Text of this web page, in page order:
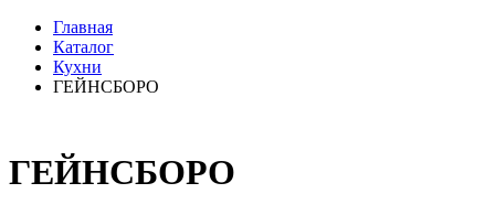
Главная
Каталог
Кухни
ГЕЙНСБОРО
ГЕЙНСБОРО